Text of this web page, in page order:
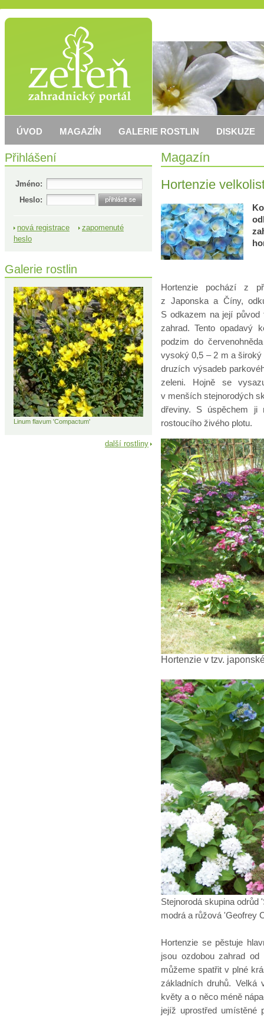
Magazín
Hortenzie
Hortenzie pochází z
z Japonska a Číny,
S odkazem na její
zahrad. Tento opadavý
podzim do
vysoký 0,5 – 2 m a
druzích výsadeb
zeleni. Hojně se
v menších stejnorodých
dřeviny. S úspěchem ji
rostoucího živého plotu.
Hortenzie v tzv.
Stejnorodá skupina odrůd
modrá a růžová 'Geofrey
Hortenzie se pěstuje
jsou ozdobou zahrad
můžeme spatřit v plné
základních druhů. Velká
květy a o něco méně
jejíž uprostřed umístěné
Přihlášení
Jméno:
Heslo:
nová registrace
zapomenuté
heslo
Galerie rostlin
Linum flavum 'Compactum'
další rostliny
ÚVOD MAGAZÍN GALERIE ROSTLIN DISKUZE